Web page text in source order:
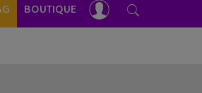
BOUTIQUE